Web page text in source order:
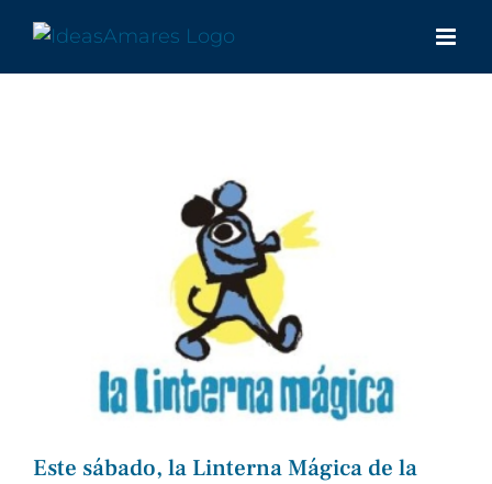
contenido
Este sábado, la Linterna Mágica de la